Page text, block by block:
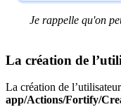
Je rappelle qu'on
La création de
La création de
app/Actions/Fortify/